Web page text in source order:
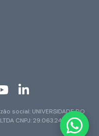
social: UNIVERSIDADE DO
CNPJ: 29.063.247/0001-